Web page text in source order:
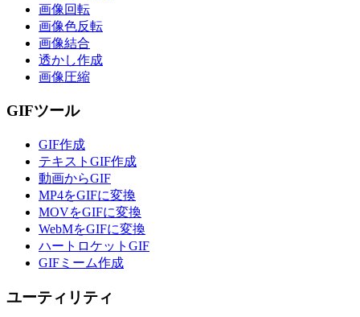
画像回転
画像色反転
画像結合
透かし作成
画像圧縮
GIFツール
GIF作成
テキストGIF作成
動画からGIF
MP4をGIFに変換
MOVをGIFに変換
WebMをGIFに変換
ハートロケットGIF
GIFミーム作成
ユーティリティ